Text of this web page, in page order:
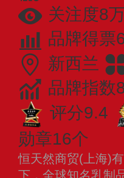
关注度8
品牌得票
新西兰
品牌指数
评分9.4
勋章16个
恒天然商贸(上海)
下，全球知名乳制